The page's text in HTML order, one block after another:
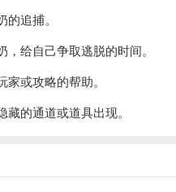
的追捕。
给自己争取逃脱的时间。
或攻略的帮助。
的通道或道具出现。